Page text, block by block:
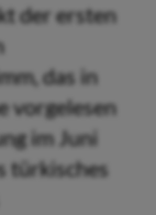
der ersten
das in
vorgelesen
im Juni
türkisches